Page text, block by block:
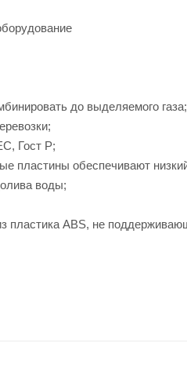
до выделяемого газа;
Гост Р;
пластины обеспечивают
воды;
пластика ABS, не